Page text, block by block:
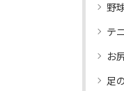
野
テ
お
足